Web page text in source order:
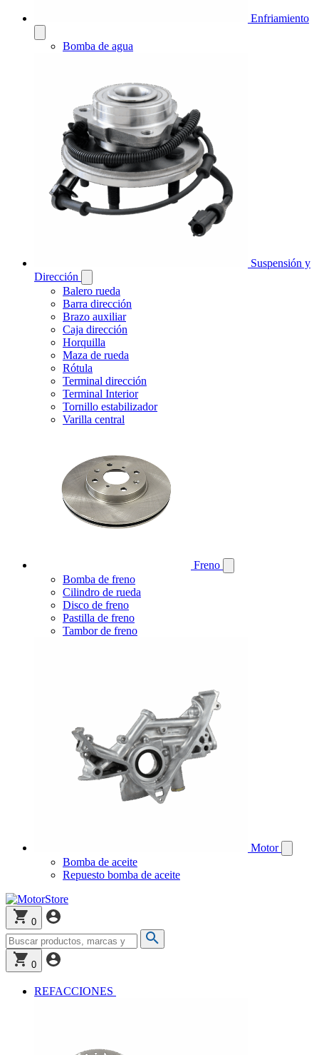
Enfriamiento
Bomba de agua
Suspensión y
Dirección
Balero rueda
Barra dirección
Brazo auxiliar
Caja dirección
Horquilla
Maza de rueda
Rótula
Terminal dirección
Terminal Interior
Tornillo estabilizador
Varilla central
Freno
Bomba de freno
Cilindro de rueda
Disco de freno
Pastilla de freno
Tambor de freno
Motor
Bomba de aceite
Repuesto bomba de aceite
0
0
REFACCIONES